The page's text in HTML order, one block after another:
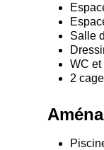
Salle
WC et
2